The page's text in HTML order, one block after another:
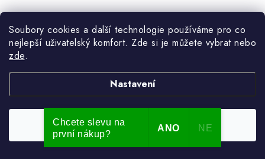
Soubory cookies a další technologie používáme pro co
nejlepší uživatelský komfort. Zde si je můžete vybrat nebo
zde.
Nastavení
Souhlasím
3 490 Kč
872,50 Kč / 1 ksChcete slevu na
první nákup?
ANO NE